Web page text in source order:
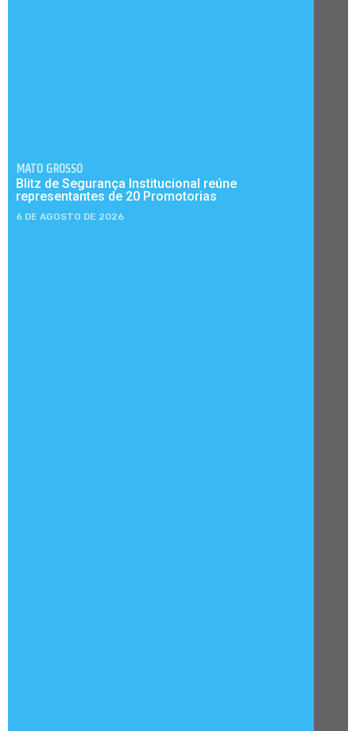
MATO GROSSO
Blitz de Segurança Institucional reúne
representantes de 20 Promotorias
6 DE AGOSTO DE 2026